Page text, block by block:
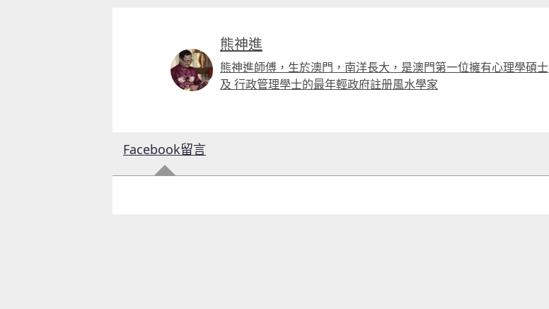
熊神進
熊神進師傅，生於澳門，南洋長大，是澳門第一位擁有心理學碩士
及 行政管理學士的最年輕政府註册風水學家
Facebook留言